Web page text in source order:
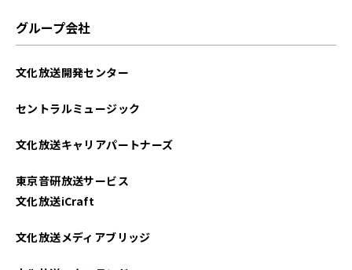
グループ会社
文化放送開発センター
セントラルミュージック
文化放送キャリアパートナーズ
東京音研放送サービス
文化放送iCraft
文化放送メディアブリッジ